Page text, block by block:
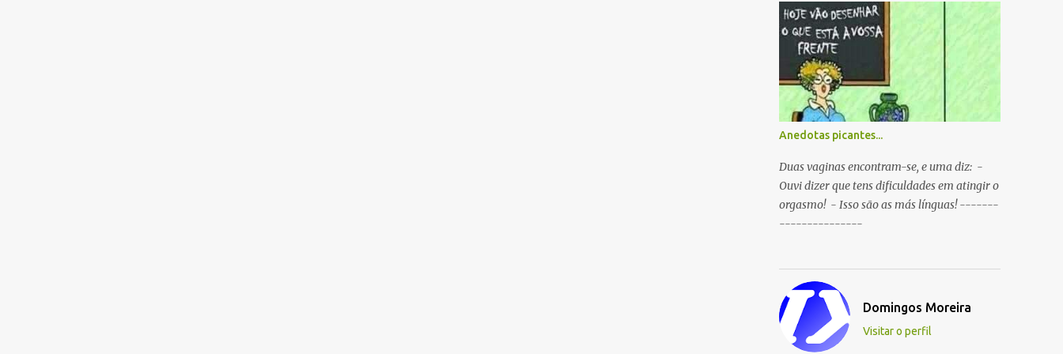
boca ao mesmo tempo. P: O que é que
resulta do cruzamento entre um
Sportinguista e um porco? R: Presunto
rançoso. P: Porque é que o Sporting vai
passar a ser patrocinado pela BP R: Porque a
BP dá...
Anedotas picantes...
Duas vaginas encontram-se, e uma diz: -
Ouvi dizer que tens dificuldades em atingir o
orgasmo! - Isso são as más línguas! -------
---------------
Domingos Moreira
Visitar o perfil